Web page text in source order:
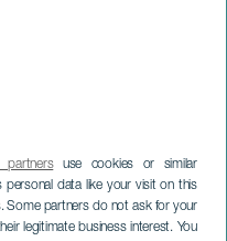
use cookies or similar
data like your visit on this
Some partners do not ask for your
legitimate business interest. You